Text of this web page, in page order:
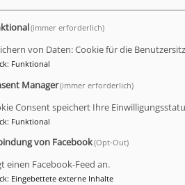
Im Kirchweihgottesdienst in der
Günther durch Dekan Jürgen
verabschiedet.
Gabriele Günther wirkte seit
Eckersdorf.
2012 wurde ihr Gemeindeanteil
Klinikseelsorgerin am
Dekan Hacker, Bürgermeisterin
die Klinikseelsorgerinnen
Kollegen würdigten ebenso wie
(immer erforderlich)
von Daten: Cookie für die
: Funktional
Manager(immer erforderlich)
Consent speichert Ihre
: Funktional
von Facebook(Opt-Out)
einen Facebook-Feed an.
: Eingebettete externe Inhalte